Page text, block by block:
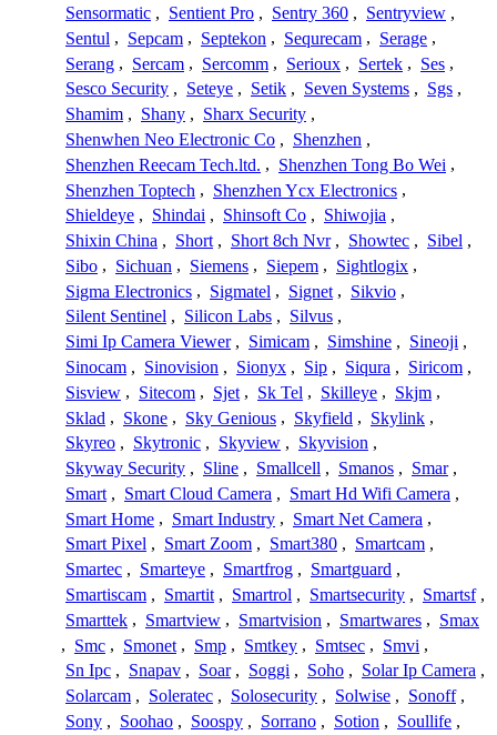
Sensormatic , Sentient Pro , Sentry 360 , Sentryview ,
Sentul , Sepcam , Septekon , Sequrecam , Serage ,
Serang , Sercam , Sercomm , Serioux , Sertek , Ses ,
Sesco Security , Seteye , Setik , Seven Systems , Sgs ,
Shamim , Shany , Sharx Security ,
Shenwhen Neo Electronic Co , Shenzhen ,
Shenzhen Reecam Tech.ltd. , Shenzhen Tong Bo Wei ,
Shenzhen Toptech , Shenzhen Ycx Electronics ,
Shieldeye , Shindai , Shinsoft Co , Shiwojia ,
Shixin China , Short , Short 8ch Nvr , Showtec , Sibel ,
Sibo , Sichuan , Siemens , Siepem , Sightlogix ,
Sigma Electronics , Sigmatel , Signet , Sikvio ,
Silent Sentinel , Silicon Labs , Silvus ,
Simi Ip Camera Viewer , Simicam , Simshine , Sineoji ,
Sinocam , Sinovision , Sionyx , Sip , Siqura , Siricom ,
Sisview , Sitecom , Sjet , Sk Tel , Skilleye , Skjm ,
Sklad , Skone , Sky Genious , Skyfield , Skylink ,
Skyreo , Skytronic , Skyview , Skyvision ,
Skyway Security , Sline , Smallcell , Smanos , Smar ,
Smart , Smart Cloud Camera , Smart Hd Wifi Camera ,
Smart Home , Smart Industry , Smart Net Camera ,
Smart Pixel , Smart Zoom , Smart380 , Smartcam ,
Smartec , Smarteye , Smartfrog , Smartguard ,
Smartiscam , Smartit , Smartrol , Smartsecurity , Smartsf ,
Smarttek , Smartview , Smartvision , Smartwares , Smax
, Smc , Smonet , Smp , Smtkey , Smtsec , Smvi ,
Sn Ipc , Snapav , Soar , Soggi , Soho , Solar Ip Camera ,
Solarcam , Soleratec , Solosecurity , Solwise , Sonoff ,
Sony , Soohao , Soospy , Sorrano , Sotion , Soullife ,